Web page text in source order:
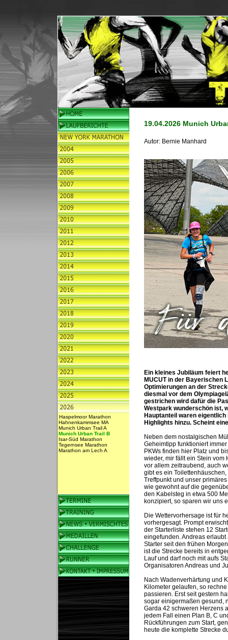
19.04.2026 Munich
Autor: Bernie Manhard
Ein kleines Jubiläum feiert
MUCUT in der Bayerischen
Optimierungen an der
diesmal vor dem
gestrichen wird dafür die
Westpark wunderschön ist,
Hauptanteil waren
Highlights hinzu. Scheint
Neben dem nostalgischen
Geheimtipp funktioniert
PKWs finden hier Platz und
wieder, mir fällt ein Stein
vor allem zeitraubend, auch
gibt es ein
Treffpunkt und unser
wie gewohnt auf die
den Kabelsteg in etwa 500
konzipiert, so sparen wir uns
Die Wettervorhersage ist für
vorhergesagt. Prompt
der Starterliste stehen 12
eingefunden. Andreas
Starter seit den frühen
ist die Strecke bereits in
Lauf und darf noch mit aufs
Organisatoren Andreas und
Nach Wadenverhärtung und
Kilometer gelaufen, so
passieren. Erst seit gestern
sogar einigermaßen gesund,
Garda 42 schweren Herzens
jedem Fall einen Plan B, C
Rückführungen zum Start,
heute die komplette Strecke
Haspelmoor Marathon
Hahnenkammsee MA
Munich Urban Trail A
Munich Urban Trail B
Isar-Süd Marathon
Tegernsee Marathon
Marathon am Lech A